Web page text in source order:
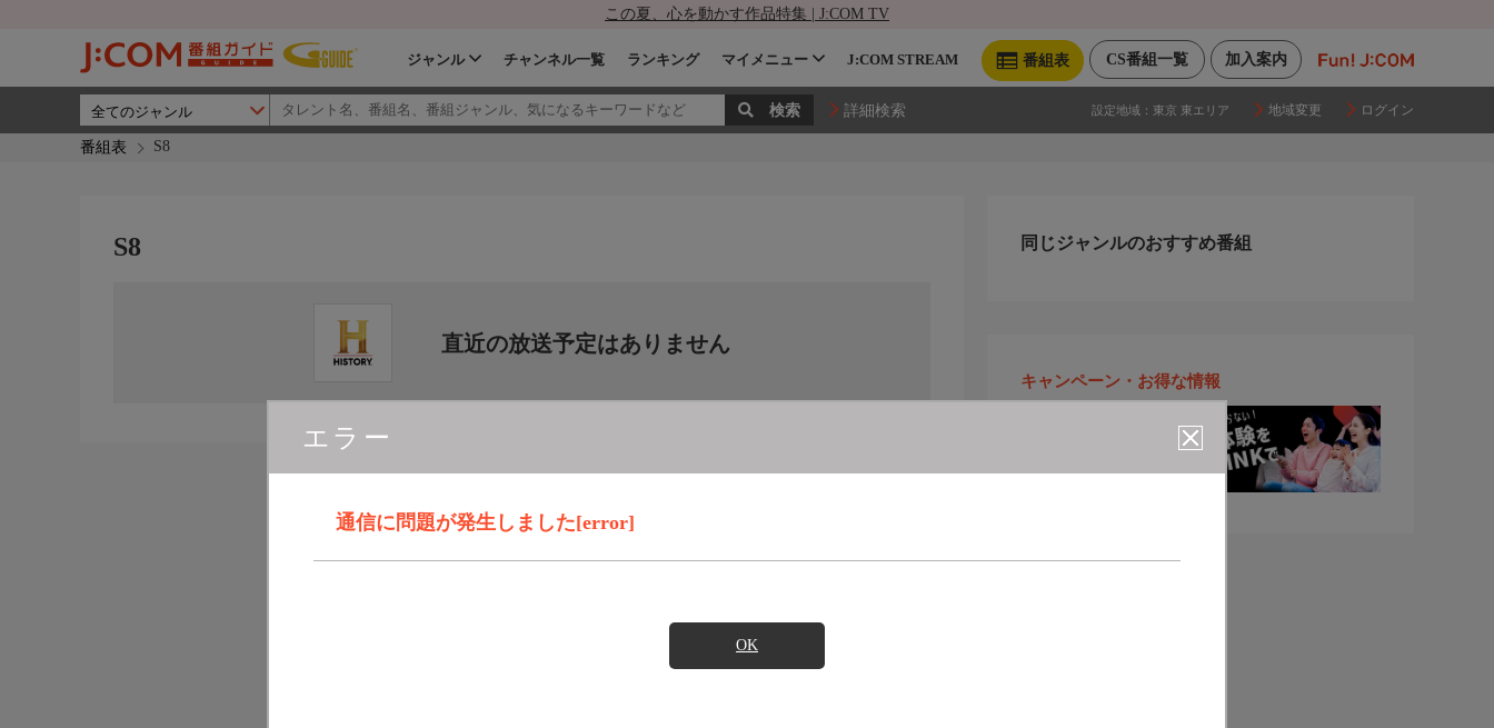
この夏、心を動かす作品特集 | J:COM TV
加入案内
CS番組一覧
番組表
ジャンル チャンネル一覧 ランキング マイメニュー J:COM STREAM
詳細検索 設定地域： 東京 東エリア 地域変更 ログイン
番組表 S8
エラー
通信に問題が発生しました[error]
OK
S8
直近の放送予定はありません
同じジャンルのおすすめ番組
キャンペーン・お得な情報